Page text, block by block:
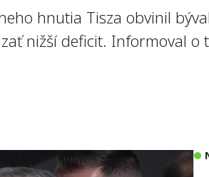
hnutia Tisza obvinil
nižší deficit. Informoval o